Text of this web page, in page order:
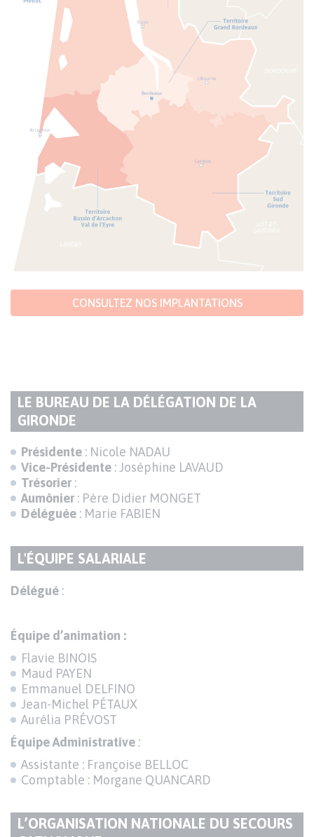
CONSULTEZ NOS IMPLANTATIONS
TITRE
PARAGRAPHE
LE BUREAU DE LA DÉLÉGATION DE LA
GIRONDE
Texte
Présidente : Nicole NADAU
Vice-Présidente : Joséphine LAVAUD
Trésorier :
Aumônier : Père Didier MONGET
Déléguée : Marie FABIEN
TITRE
DU
PARAGRAPHE
L'ÉQUIPE SALARIALE
Texte
Délégué :
Équipe d’animation :
Flavie BINOIS
Maud PAYEN
Emmanuel DELFINO
Jean-Michel PÉTAUX
Aurélia PRÉVOST
Équipe Administrative:
Assistante : Françoise BELLOC
Comptable : Morgane QUANCARD
L’ORGANISATION NATIONALE DU SECOURS